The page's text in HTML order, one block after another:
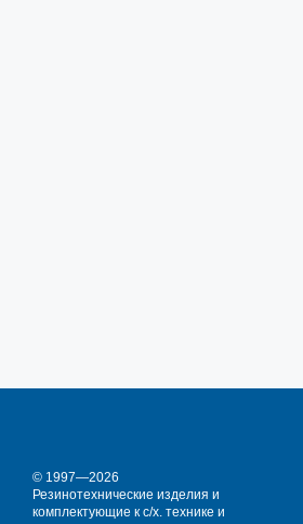
© 1997—2026
Резинотехнические изделия и
комплектующие к с/х. технике и